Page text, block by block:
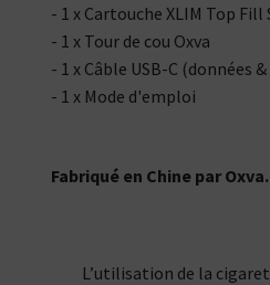
- 1 x Cartouche XLIM Top Fill
- 1 x Tour de cou Oxva
- 1 x Câble USB-C (données
- 1 x Mode d'emploi
Fabriqué en Chine par Oxva.
L’utilisation de la